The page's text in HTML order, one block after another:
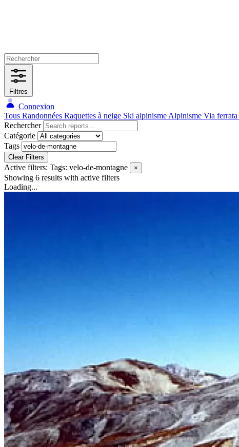
Filtres
Connexion
Tous Randonnées Raquettes à neige Ski alpinisme Alpinisme Via ferrata
Rechercher
Catégorie
Tags
Clear Filters
Active filters: Tags: velo-de-montagne ×
Showing 6 results with active filters
Loading...